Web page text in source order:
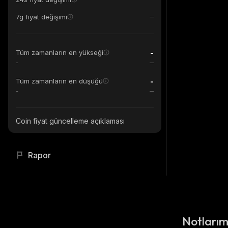
7g fiyat değişimi
Tüm zamanların en yükseği -
-
Tüm zamanların en düşüğü -
-
Coin fiyat güncelleme açıklaması
Rapor
Notlarım